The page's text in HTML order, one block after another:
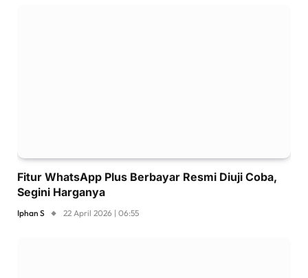
Fitur WhatsApp Plus Berbayar Resmi Diuji Coba,
Segini Harganya
Iphan S 22 April 2026 | 06:55